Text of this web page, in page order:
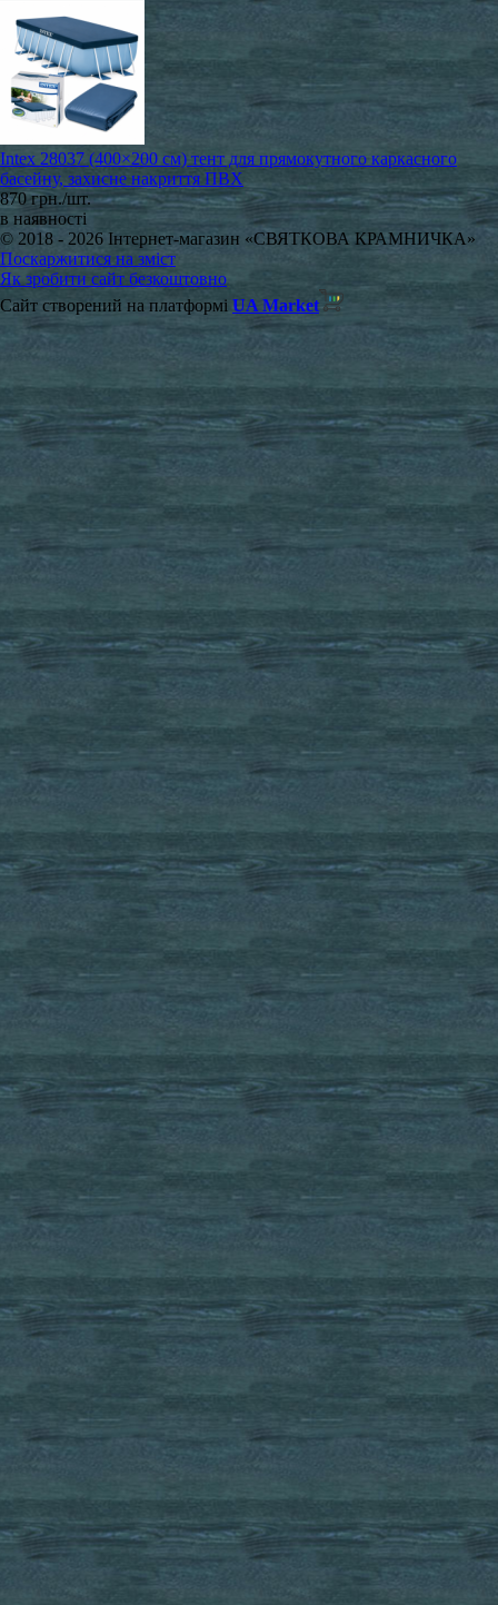
Intex 28037 (400×200 см) тент для прямокутного каркасного
басейну, захисне накриття ПВХ
870 грн./шт.
в наявності
© 2018 - 2026 Інтернет-магазин «СВЯТКОВА КРАМНИЧКА»
Поскаржитися на зміст
Як зробити сайт безкоштовно
Сайт створений на платформі UA Market